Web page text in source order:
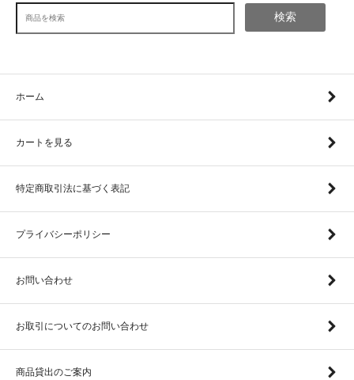
検索
ホーム
カートを見る
特定商取引法に基づく表記
プライバシーポリシー
お問い合わせ
お取引についてのお問い合わせ
商品貸出のご案内